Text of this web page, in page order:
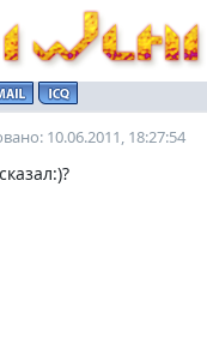
10.06.2011, 18:27:54